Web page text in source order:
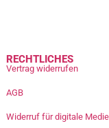
RECHTLICHES
Vertrag widerrufen
AGB
Widerruf für digitale